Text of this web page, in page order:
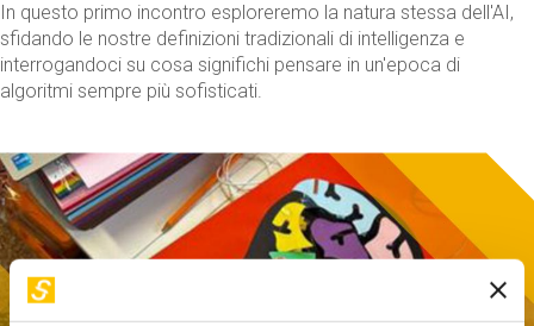
In questo primo incontro esploreremo la natura stessa dell'AI,
sfidando le nostre definizioni tradizionali di intelligenza e
interrogandoci su cosa significhi pensare in un'epoca di
algoritmi sempre più sofisticati.